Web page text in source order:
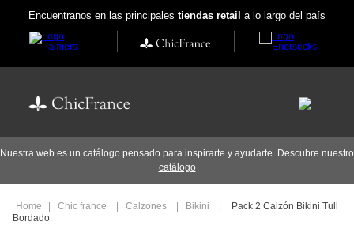
Encuentranos en las principales tiendas retail a lo largo del país
Nuestra web es un catálogo pensado para inspirarte y ayudarte. Descubre nuestro
catálogo
Chic france Calzones Bikini
Pack 2 Calzón Bikini Tull
Bordado